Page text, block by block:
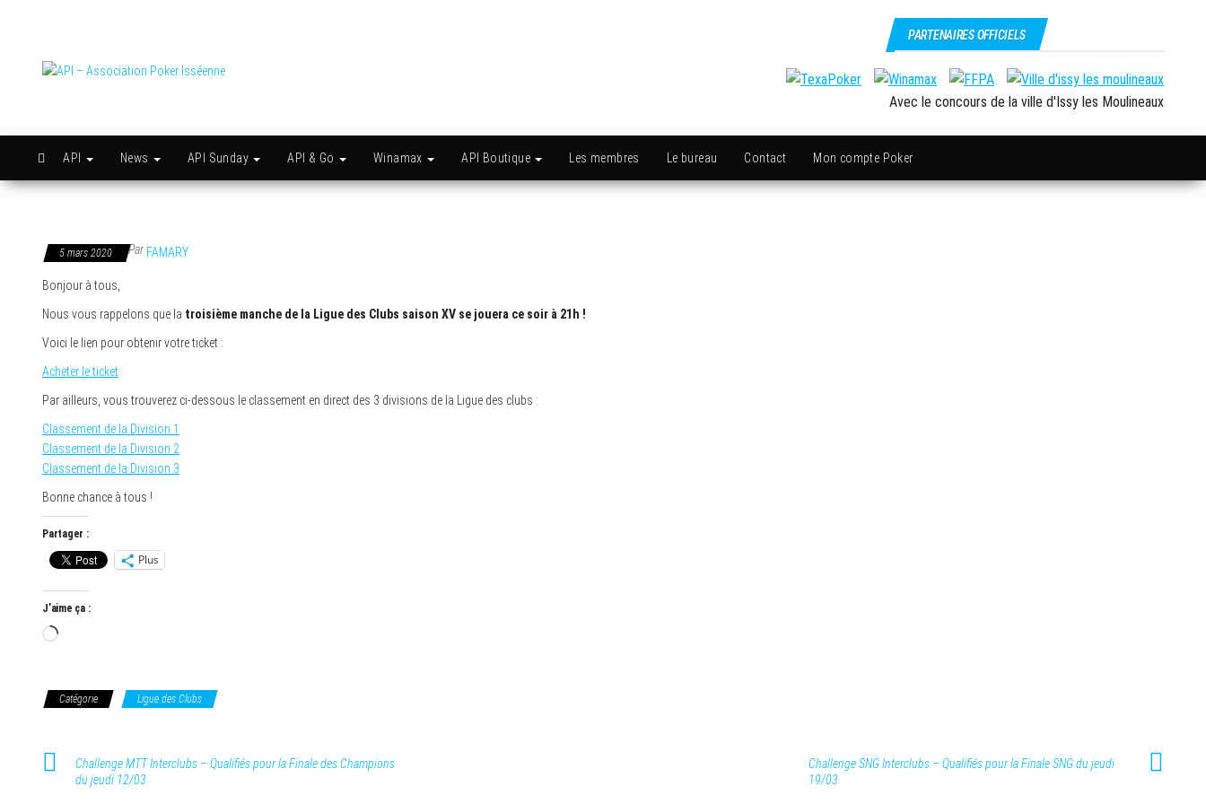
Poker
Isséenne
PARTENAIRES OFFICIELS
Avec le concours de la ville d'Issy les Moulineaux
API News API Sunday API & Go Winamax API Boutique Les membres Le bureau Contact Mon compte Poker
5 mars 2020 ParFAMARY
Bonjour à tous,
Nous vous rappelons que la troisième manche de la Ligue des Clubs saison XV se jouera ce soir à 21h !
Voici le lien pour obtenir votre ticket :
Acheter le ticket
Par ailleurs, vous trouverez ci-dessous le classement en direct des 3 divisions de la Ligue des clubs :
Classement de la Division 1
Classement de la Division 2
Classement de la Division 3
Bonne chance à tous !
Partager :
Plus
J’aime ça :
Chargement…
Catégorie Ligue des Clubs
Challenge MTT Interclubs – Qualifiés pour la Finale des Champions
du jeudi 12/03
Challenge SNG Interclubs – Qualifiés pour la Finale SNG du jeudi
19/03